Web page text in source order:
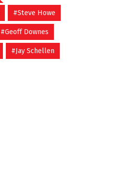
#Steve Howe
#Geoff Downes
#Jay Schellen